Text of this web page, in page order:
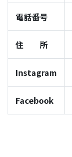
電話番号
住 所
Instagram
Facebook